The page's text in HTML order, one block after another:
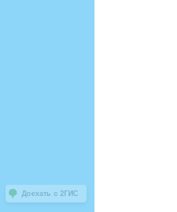
Доехать с 2ГИС